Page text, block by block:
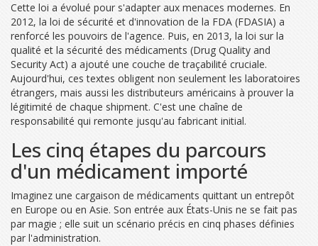
Cette loi a évolué pour s'adapter aux menaces modernes. En
2012, la loi de sécurité et d'innovation de la FDA (FDASIA) a
renforcé les pouvoirs de l'agence. Puis, en 2013, la loi sur la
qualité et la sécurité des médicaments (Drug Quality and
Security Act) a ajouté une couche de traçabilité cruciale.
Aujourd'hui, ces textes obligent non seulement les laboratoires
étrangers, mais aussi les distributeurs américains à prouver la
légitimité de chaque shipment. C'est une chaîne de
responsabilité qui remonte jusqu'au fabricant initial.
Les cinq étapes du parcours
d'un médicament importé
Imaginez une cargaison de médicaments quittant un entrepôt
en Europe ou en Asie. Son entrée aux États-Unis ne se fait pas
par magie ; elle suit un scénario précis en cinq phases définies
par l'administration.